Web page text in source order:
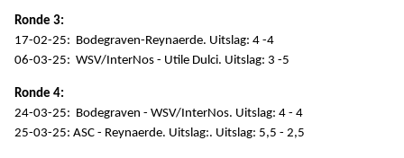
Ronde 3:
17-02-25: Bodegraven-Reynaerde. Uitslag: 4 -4
06-03-25: WSV/InterNos - Utile Dulci. Uitslag: 3 -5
Ronde 4:
24-03-25: Bodegraven - WSV/InterNos. Uitslag: 4 - 4
25-03-25: ASC - Reynaerde. Uitslag:. Uitslag: 5,5 - 2,5